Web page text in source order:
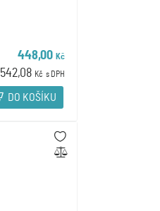
448,00 Kč
542,08 Kč s DPH
DO KOŠÍKU